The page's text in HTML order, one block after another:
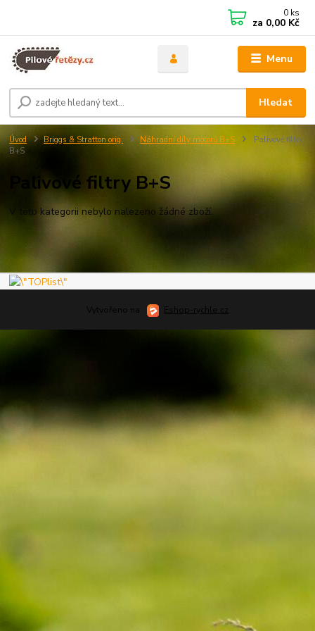
Menu
Hledat
0 ks
za 0,00 Kč
Úvod Briggs & Stratton orig. Náhradní díly motorů B+S
Palivové filtry
B+S
Palivové filtry B+S
V této kategorii nebylo nalezeno žádné zboží.
Vytvořeno na Eshop-rychle.cz